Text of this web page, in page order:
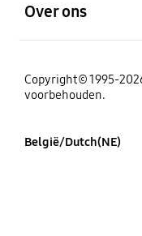
Over ons
Copyright© 1995-
voorbehouden.
België/Dutch(NE)